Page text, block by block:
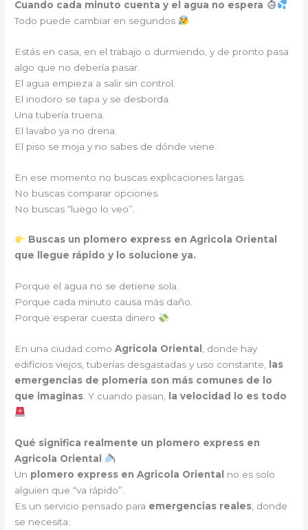
Cuando cada minuto cuenta y el agua no espera
Todo puede cambiar en segundos
Estás en casa, en el trabajo o durmiendo, y de pronto pasa
algo que no debería pasar.
El agua empieza a salir sin control.
El inodoro se tapa y se desborda.
Una tubería truena.
El lavabo ya no drena.
El piso se moja y no sabes de dónde viene.
En ese momento no buscas explicaciones largas.
No buscas comparar opciones.
No buscas “luego lo veo”.
Buscas un plomero express en Agricola Oriental
que llegue rápido y lo solucione ya.
Porque el agua no se detiene sola.
Porque cada minuto causa más daño.
Porque esperar cuesta dinero
En una ciudad comoAgricola Oriental
, donde hay
edificios viejos, tuberías desgastadas y uso constante,
las
emergencias de plomería son más comunes de lo
que imaginas . Y cuando pasan, la velocidad lo es todo
Qué significa realmente un plomero express en
Agricola Oriental
Un plomero express en Agricola Oriental
no es solo
alguien que “va rápido”.
Es un servicio pensado para emergencias reales , donde
se necesita: